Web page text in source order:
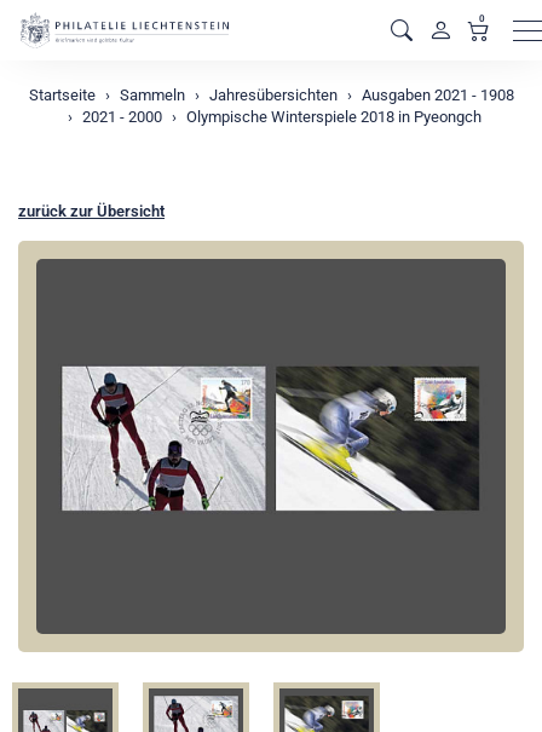
0
Startseite Sammeln Jahresübersichten
Ausgaben 2021 - 1908
2021 - 2000
Olympische Winterspiele 2018 in Pyeongch
zurück zur Übersicht